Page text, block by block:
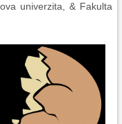
univerzita, & Fakulta